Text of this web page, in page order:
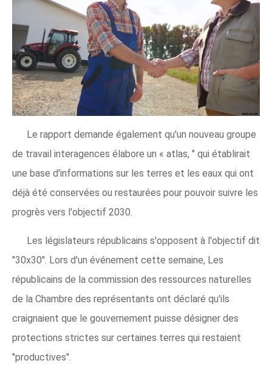
Le rapport demande également qu'un nouveau groupe
de travail interagences élabore un « atlas, " qui établirait
une base d'informations sur les terres et les eaux qui ont
déjà été conservées ou restaurées pour pouvoir suivre les
progrès vers l'objectif 2030.
Les législateurs républicains s'opposent à l'objectif dit
"30x30". Lors d'un événement cette semaine, Les
républicains de la commission des ressources naturelles
de la Chambre des représentants ont déclaré qu'ils
craignaient que le gouvernement puisse désigner des
protections strictes sur certaines terres qui restaient
"productives".